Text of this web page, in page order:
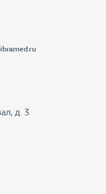
ibramed.ru
д. 3